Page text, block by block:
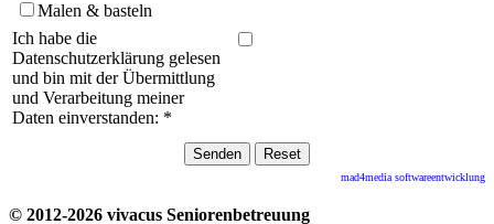
Malen & basteln
Ich habe die
Datenschutzerklärung gelesen
und bin mit der Übermittlung
und Verarbeitung meiner
Daten einverstanden: *
mad4media softwareentwicklung
© 2012-2026 vivacus Seniorenbetreuung